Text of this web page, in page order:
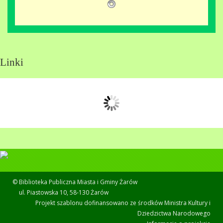
Linki
© Biblioteka Publiczna Miasta i Gminy Żarów
ul. Piastowska 10, 58-130 Żarów
Projekt szablonu dofinansowano ze środków Ministra Kultury i
Dziedzictwa Narodowego